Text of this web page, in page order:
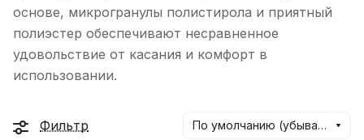
основе, микрогранулы полистирола и приятный
полиэстер обеспечивают несравненное
удовольствие от касания и комфорт в
использовании.
Фильтр По умолчанию (убывание)